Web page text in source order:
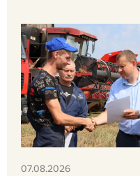
07.08.2026